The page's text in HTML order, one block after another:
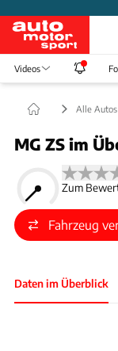
Videos
Alle
MG ZS im
Zum
Fahrzeug
Daten im Überblick